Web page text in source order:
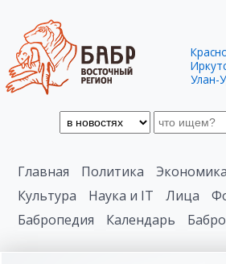
Улан-
Главная Политика
Экономика
Культура
Наука и IT Лица
Бабропедия
Календарь